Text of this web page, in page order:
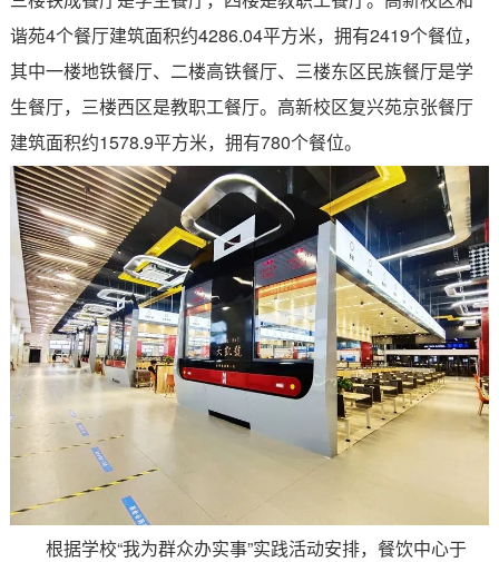
谐苑4个餐厅建筑面积约4286.04平方米，拥有2419个餐位，
其中一楼地铁餐厅、二楼高铁餐厅、三楼东区民族餐厅是学
生餐厅，三楼西区是教职工餐厅。高新校区复兴苑京张餐厅
建筑面积约1578.9平方米，拥有780个餐位。
根据学校“我为群众办实事”实践活动安排，餐饮中心于